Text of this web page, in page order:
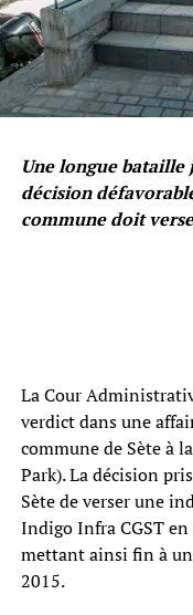
Une longue
décision
commune doit
La Cour
verdict dans une
commune de Sète à
Park). La décision
Sète de verser une
Indigo Infra CGST
mettant ainsi fin à
2015.